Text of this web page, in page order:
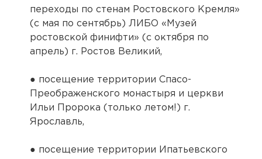
переходы по стенам Ростовского Кремля»
(с мая по сентябрь) ЛИБО «Музей
ростовской финифти» (с октября по
апрель) г. Ростов Великий,
● посещение территории Спасо-
Преображенского монастыря и церкви
Ильи Пророка (только летом!) г.
Ярославль,
● посещение территории Ипатьевского